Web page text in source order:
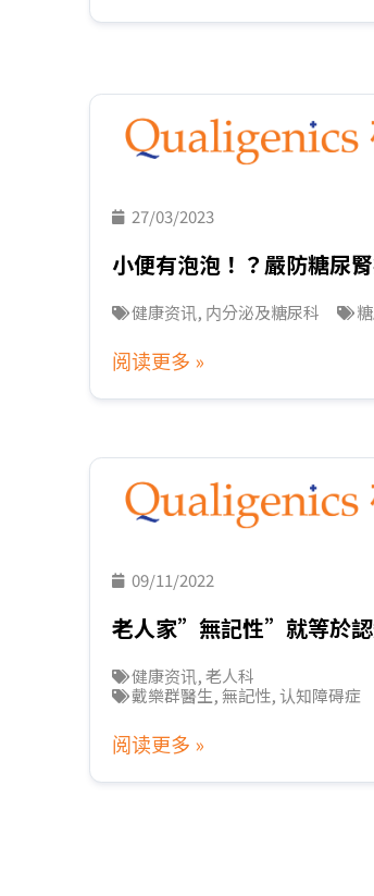
27/03/2023
小便有泡泡！？嚴防糖尿
健康资讯, 内分泌及糖尿科
阅读更多 »
09/11/2022
老人家”無記性”就等於認
健康资讯,老人科
戴樂群醫生,無記性,认知障碍症
阅读更多 »